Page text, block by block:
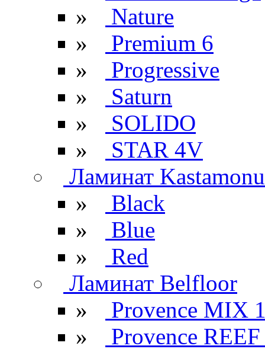
»
Nature
»
Premium 6
»
Progressive
»
Saturn
»
SOLIDO
»
STAR 4V
Ламинат Kastamonu
»
Black
»
Blue
»
Red
Ламинат Belfloor
»
Provence MIX
»
Provence